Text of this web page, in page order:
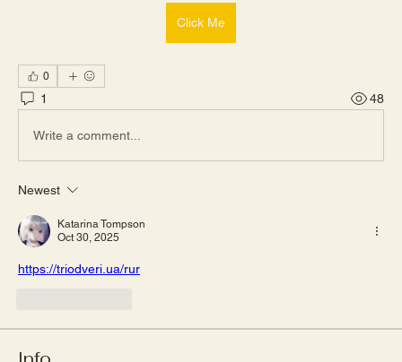
Click Me
0
1 48
Write a comment...
Newest
Katarina Tompson
Oct 30, 2025
https://triodveri.ua/rur